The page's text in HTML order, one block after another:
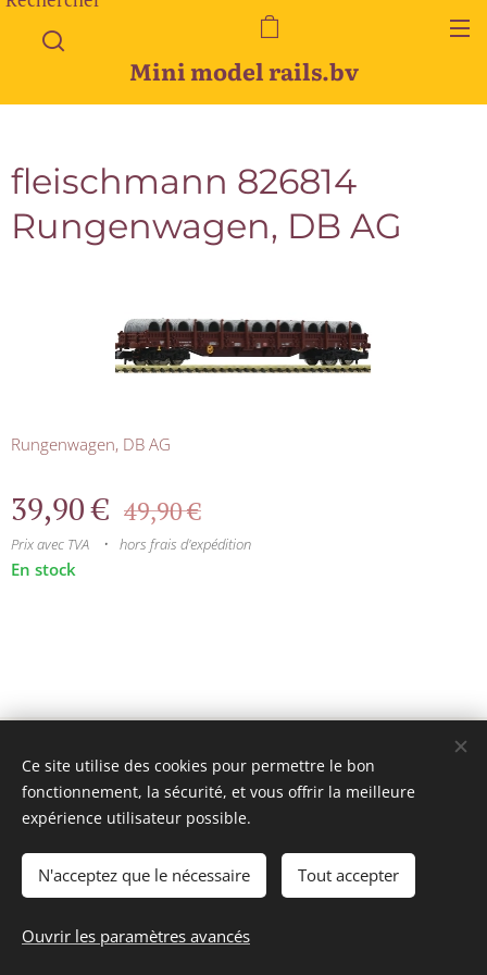
Mini model rails.bv
fleischmann 826814
Rungenwagen, DB AG
Rungenwagen, DB AG
39,90€ 49,90€
Prix avec TVA hors frais d'expédition
En stock
Ajouter au panier
mini model rails
Langues
Français
Nederlands
Ce site utilise des cookies pour permettre le bon
fonctionnement, la sécurité, et vous offrir la meilleure
expérience utilisateur possible.
N'acceptez que le nécessaire Tout accepter
Ouvrir les paramètres avancés